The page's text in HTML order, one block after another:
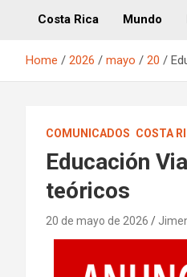
Costa Rica Mundo
Home 2026 mayo 20
COMUNICADOS COSTA
Educación
teóricos
20 de mayo de 2026